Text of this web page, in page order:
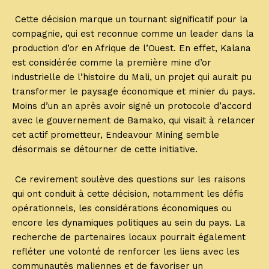
Cette décision marque un tournant significatif pour la
compagnie, qui est reconnue comme un leader dans la
production d’or en Afrique de l’Ouest. En effet, Kalana
est considérée comme la première mine d’or
industrielle de l’histoire du Mali, un projet qui aurait pu
transformer le paysage économique et minier du pays.
Moins d’un an après avoir signé un protocole d’accord
avec le gouvernement de Bamako, qui visait à relancer
cet actif prometteur, Endeavour Mining semble
désormais se détourner de cette initiative.
Ce revirement soulève des questions sur les raisons
qui ont conduit à cette décision, notamment les défis
opérationnels, les considérations économiques ou
encore les dynamiques politiques au sein du pays. La
recherche de partenaires locaux pourrait également
refléter une volonté de renforcer les liens avec les
communautés maliennes et de favoriser un